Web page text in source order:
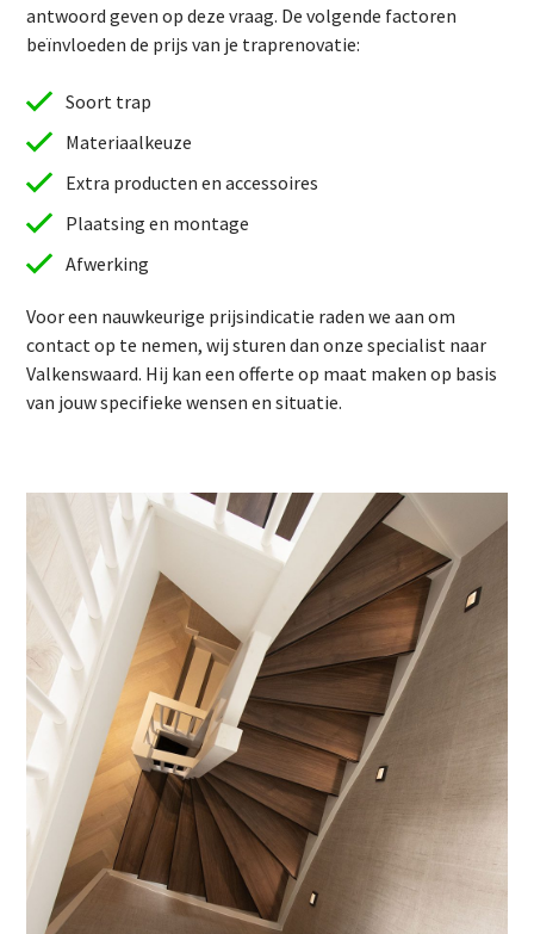
antwoord geven op deze vraag. De volgende factoren
beïnvloeden de prijs van je traprenovatie:
Soort trap
Materiaalkeuze
Extra producten en accessoires
Plaatsing en montage
Afwerking
Voor een nauwkeurige prijsindicatie raden we aan om
contact op te nemen, wij sturen dan onze specialist naar
Valkenswaard. Hij kan een offerte op maat maken op basis
van jouw specifieke wensen en situatie.